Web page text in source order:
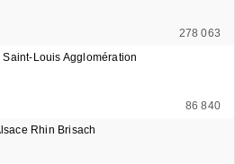
278 063
Louis Agglomération
86 840
Rhin Brisach